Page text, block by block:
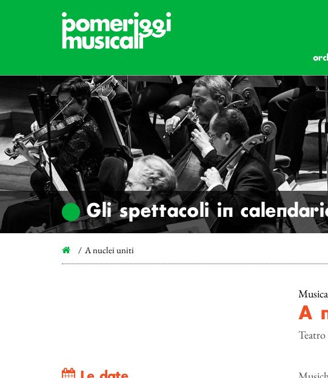
Gli spettacoli in
A nuclei uniti
A